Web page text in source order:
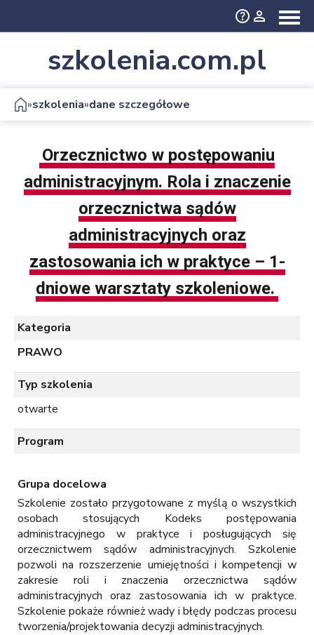
szkolenia.com.pl
»szkolenia»dane szczegółowe
Orzecznictwo w postępowaniu
administracyjnym. Rola i znaczenie
orzecznictwa sądów
administracyjnych oraz
zastosowania ich w praktyce – 1-
dniowe warsztaty szkoleniowe.
Kategoria
PRAWO
Typ szkolenia
otwarte
Program
Grupa docelowa
Szkolenie zostało przygotowane z myślą o wszystkich
osobach stosujących Kodeks postępowania
administracyjnego w praktyce i posługujących się
orzecznictwem sądów administracyjnych. Szkolenie
pozwoli na rozszerzenie umiejętności i kompetencji w
zakresie roli i znaczenia orzecznictwa sądów
administracyjnych oraz zastosowania ich w praktyce.
Szkolenie pokaże również wady i błędy podczas procesu
tworzenia/projektowania decyzji administracyjnych.